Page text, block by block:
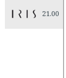
21.00